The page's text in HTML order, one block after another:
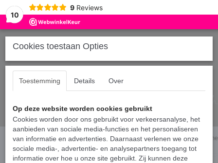
10
9 Reviews
Home › Shirts broer en/of zus › Matching los T-shirt voor kinderen - Smiley
Cookies toestaan Opties
Toestemming Details Over
Op deze website worden cookies gebruikt
Cookies worden door ons gebruikt voor verkeersanalyse, het
aanbieden van sociale media-functies en het personaliseren
van informatie en advertenties. Daarnaast verlenen we onze
sociale media-, advertentie- en analysepartners toegang tot
informatie over hoe u onze site gebruikt. Zij kunnen deze